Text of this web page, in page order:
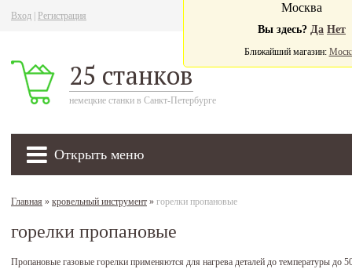
Вход Регистрация
25 станков
немецкие станки в Санкт-Петербурге
Открыть меню
Москва
Вы здесь? Да Нет
Ближайший магазин:
Главная » кровельный инструмент » горелки пропановые
горелки пропановые
Пропановые газовые горелки применяются для нагрева деталей до температуры до